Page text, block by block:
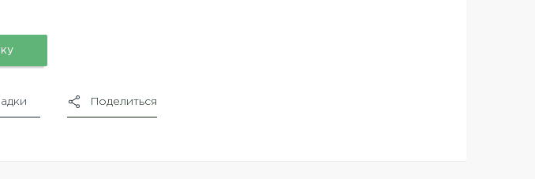
Поделиться